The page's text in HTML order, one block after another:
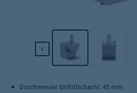
Durchmesser Einfüllschacht: 45 mm